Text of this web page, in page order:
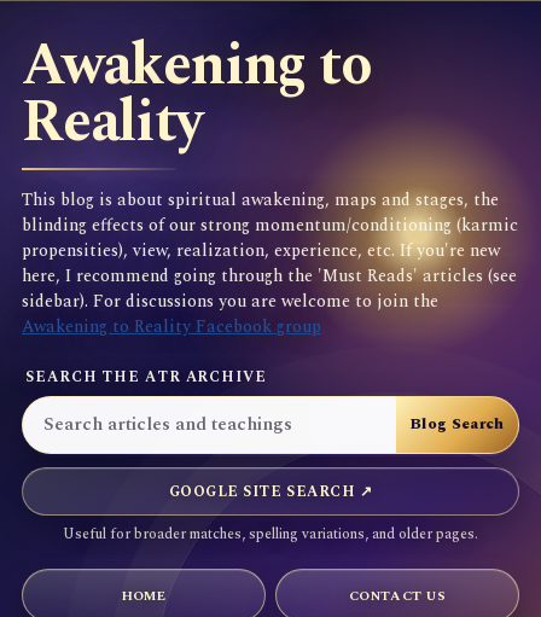
Awakening to
Reality
This blog is about spiritual awakening, maps and stages, the
blinding effects of our strong momentum/conditioning (karmic
propensities), view, realization, experience, etc. If you're new
here, I recommend going through the 'Must Reads' articles (see
sidebar). For discussions you are welcome to join the
Awakening to Reality Facebook group
SEARCH THE ATR ARCHIVE
GOOGLE SITE SEARCH ↗
Useful for broader matches, spelling variations, and older pages.
HOME CONTACT US